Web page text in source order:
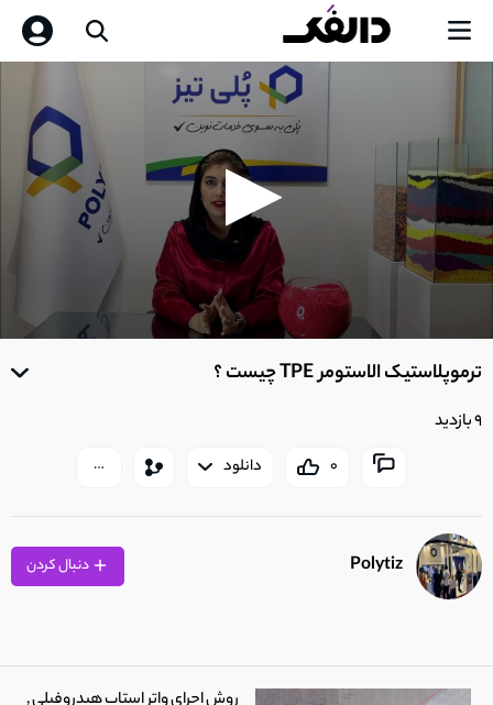
0
of ترموپلاستیک الاستومر TPE چیست ؟
9 بازدید
0 دانلود
Polytiz